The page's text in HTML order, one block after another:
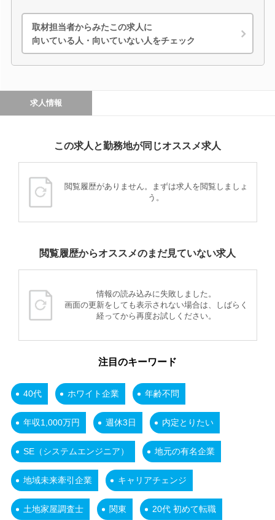
取材担当者からみたこの求人に
向いている人・向いていない人をチェック
求人情報
この求人と勤務地が同じオススメ求人
閲覧履歴がありません。まずは求人を閲覧しましょ
う。
閲覧履歴からオススメのまだ見ていない求人
情報の読み込みに失敗しました。
画面の更新をしても表示されない場合は、しばらく
経ってから再度お試しください。
注目のキーワード
40代 ホワイト企業 年齢不問
年収1,000万円 週休3日 内定とりたい
SE（システムエンジニア） 地元の有名企業
地域未来牽引企業 キャリアチェンジ
土地家屋調査士 関東 20代 初めて転職